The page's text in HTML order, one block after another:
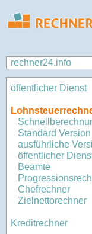
rechner24.info
öffentlicher Dienst
Standard Version
ausführliche
öffentlicher
Beamte
Chefrechner
Zielnettorechner
Kreditrechner